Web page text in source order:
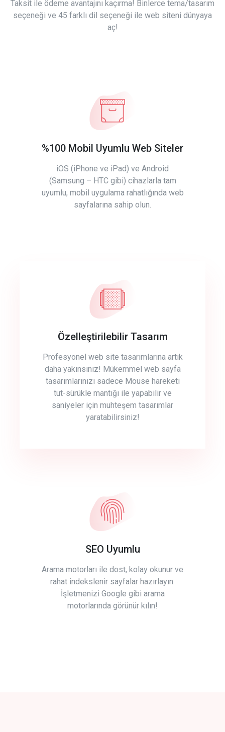
Taksit ile ödeme avantajını kaçırma! Binlerce tema/tasarım
seçeneği ve 45 farklı dil seçeneği ile web siteni dünyaya
aç!
%100 Mobil Uyumlu Web Siteler
iOS (iPhone ve iPad) ve Android
(Samsung – HTC gibi) cihazlarla tam
uyumlu, mobil uygulama rahatlığında web
sayfalarına sahip olun.
Özelleştirilebilir Tasarım
Profesyonel web site tasarımlarına artık
daha yakınsınız! Mükemmel web sayfa
tasarımlarınızı sadece Mouse hareketi
tut-sürükle mantığı ile yapabilir ve
saniyeler için muhteşem tasarımlar
yaratabilirsiniz!
SEO Uyumlu
Arama motorları ile dost, kolay okunur ve
rahat indekslenir sayfalar hazırlayın.
İşletmenizi Google gibi arama
motorlarında görünür kılın!